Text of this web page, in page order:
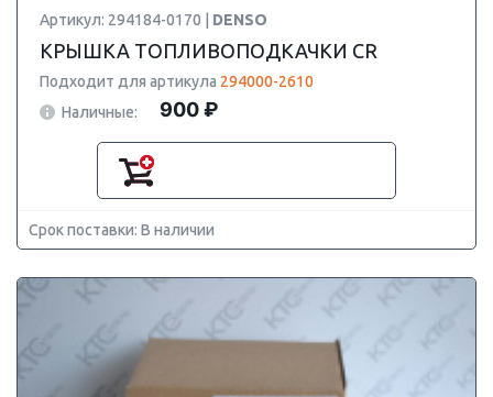
Артикул: 294184-0170 | DENSO
КРЫШКА ТОПЛИВОПОДКАЧКИ CR
Подходит для артикула 294000-2610
Наличные:
900 ₽
Срок поставки: В наличии